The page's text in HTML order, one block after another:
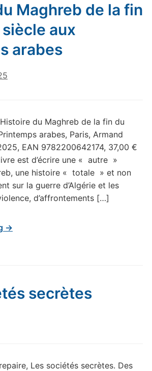
Maghreb de la fin
aux
arabes
du Maghreb de la fin du
arabes, Paris, Armand
EAN 9782200642174, 37,00 €
est d’écrire une « autre »
une histoire « totale » et non
sur la guerre d’Algérie et les
d’affrontements […]
→
secrètes
Les sociétés secrètes. Des